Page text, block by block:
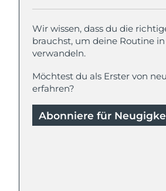
Wir wissen, dass du die
brauchst, um deine Routine
verwandeln.
Möchtest du als Erster von
erfahren?
Abonniere für